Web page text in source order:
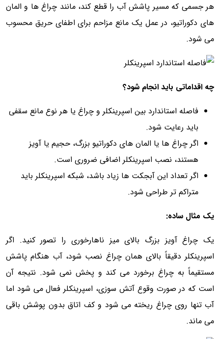
هر جسمی که مسیر پاشش آب را قطع کند، مانند چراغ ها و المان
های دکوراتیو، در عمل یک مانع مزاحم برای اطفای حریق محسوب
می شود.
چه اقداماتی باید انجام شود؟
فاصله استاندارد بین اسپرینکلر و چراغ یا هر نوع مانع سقفی
باید رعایت شود.
اگر چراغ ها یا المان های دکوراتیو بزرگ، حجیم یا آویز
هستند، نصب اسپرینکلر اضافی ضروری است.
اگر تعداد این آبجکت ها زیاد باشد، شبکه اسپرینکلر باید
متراکم تر طراحی شود.
یک مثال ساده:
یک چراغ آویز بزرگ بالای میز ناهارخوری را تصور کنید. اگر
اسپرینکلر دقیقاً بالای همان چراغ نصب شود، آب هنگام پاشش
مستقیماً به چراغ برخورد می کند و پخش نمی شود. نتیجه آن
است که در صورت وقوع آتش سوزی، اسپرینکلر فعال می شود اما
آب تنها روی چراغ ریخته می شود و کف اتاق بدون پوشش باقی
می ماند.